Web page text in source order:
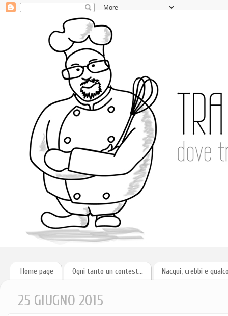
Home page Ogni tanto un contest... Nacqui, crebbi e
25 GIUGNO 2015